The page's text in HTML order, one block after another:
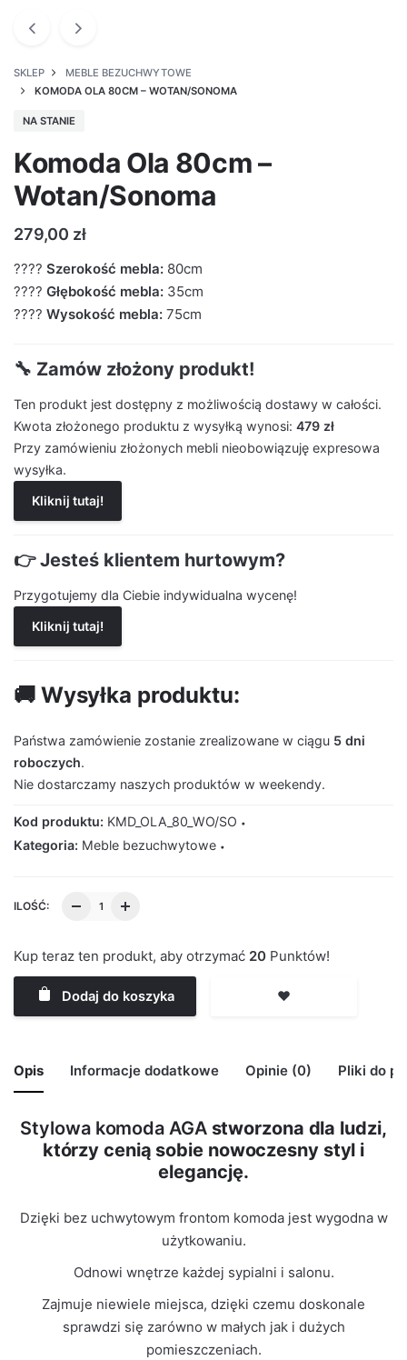
SKLEP
MEBLE BEZUCHWYTOWE
KOMODA OLA 80CM – WOTAN/SONOMA
NA STANIE
Komoda Ola 80cm –
Wotan/Sonoma
279,00 zł
???? Szerokość mebla: 80cm
???? Głębokość mebla: 35cm
???? Wysokość mebla: 75cm
🔧 Zamów złożony produkt!
Ten produkt jest dostępny z możliwością dostawy w całości.
Kwota złożonego produktu z wysyłką wynosi: 479 zł
Przy zamówieniu złożonych mebli nieobowiązuję expresowa
wysyłka.
Kliknij tutaj!
👉 Jesteś klientem hurtowym?
Przygotujemy dla Ciebie indywidualna wycenę!
Kliknij tutaj!
🚚 Wysyłka produktu:
Państwa zamówienie zostanie zrealizowane w ciągu 5 dni
roboczych.
Nie dostarczamy naszych produktów w weekendy.
Kod produktu: KMD_OLA_80_WO/SO
Kategoria: Meble bezuchwytowe
ILOŚĆ:
Kup teraz ten produkt, aby otrzymać 20 Punktów!
Dodaj do koszyka ❤️
Opis Informacje dodatkowe Opinie (0) Pliki do
Stylowa komoda AGAstworzona dla ludzi,
którzy cenią sobie nowoczesny styl i
elegancję.
Dzięki bez uchwytowym frontom komoda jest wygodna w
użytkowaniu.
Odnowi wnętrze każdej sypialni i salonu.
Zajmuje niewiele miejsca, dzięki czemu doskonale
sprawdzi się zarówno w małych jak i dużych
pomieszczeniach.
Waga 29 kg
paczek
🙁 Nie ma jeszcze opinii o tym produkcie..
Only logged in customers who have purchased this